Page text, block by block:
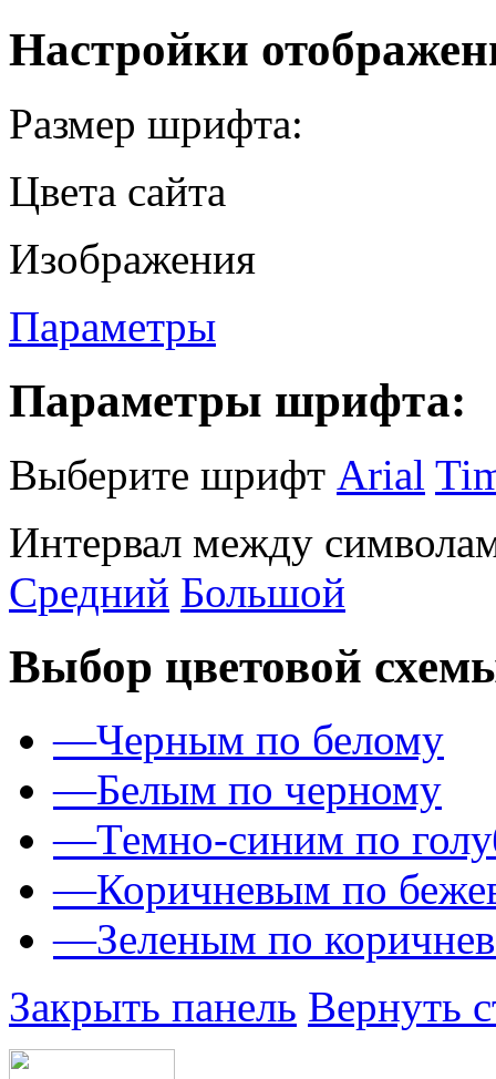
Настройки
Размер шрифта:
Цвета сайта
Изображения
Параметры
Параметры шрифта:
Выберите шрифт Arial
Интервал между
Средний Большой
Выбор цветовой
—Черным по белому
—Белым по черному
—Темно-синим по
—Коричневым по
—Зеленым по
Закрыть панель Вернуть